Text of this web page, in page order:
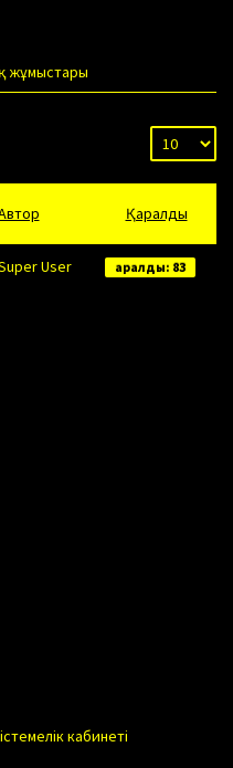
жұмыстары
Қаралды
User Қаралды: 83
кабинеті